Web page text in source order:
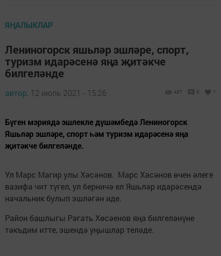
ЯҢАЛЫКЛАР
Лениногорск яшьләр эшләре, спорт,
туризм идарәсенә яңа җитәкче
билгеләнде
автор, 12 июль 2021 - 15:26 487 0 1
Бүген мэриядә эшлекле дүшәмбедә Лениногорск
Яшьләр эшләре, спорт һәм туризм идарәсенә яңа
җитәкче билгеләнде.
Ул Марс Магир улы Хәсәнов. Марс Хәсәнов өчен әлеге
вазифа чит түгел, ул берничә ел Яшьләр идарәсендә
начальник булып эшләгән иде.
Район башлыгы Рәгать Хөсәенов яңа билгеләнүне
тәкъдим итте, эшендә уңышлар теләде.